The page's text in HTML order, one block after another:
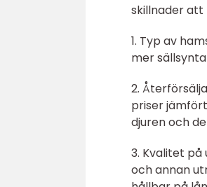
skillnader att
1. Typ av
mer
2.
priser
djuren och
3. Kvalitet
och annan